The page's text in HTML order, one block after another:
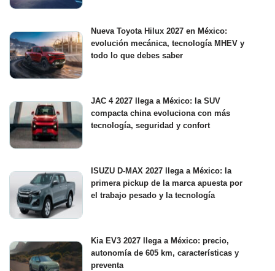
Nueva Toyota Hilux 2027 en México:
evolución mecánica, tecnología MHEV y
todo lo que debes saber
JAC 4 2027 llega a México: la SUV
compacta china evoluciona con más
tecnología, seguridad y confort
ISUZU D-MAX 2027 llega a México: la
primera pickup de la marca apuesta por
el trabajo pesado y la tecnología
Kia EV3 2027 llega a México: precio,
autonomía de 605 km, características y
preventa